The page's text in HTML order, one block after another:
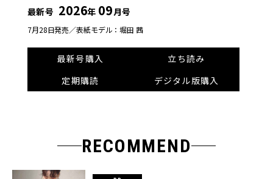
最新号 2026年 09月号
7月28日発売／表紙モデル：堀田 茜
最新号購入
立ち読み
定期購読
デジタル版購入
RECOMMEND